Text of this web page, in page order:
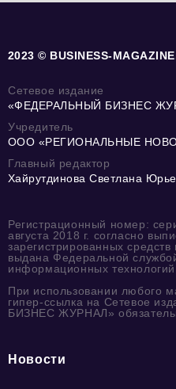
2023 © BUSINESS-
Сетевое издание
«ФЕДЕРАЛЬНЫЙ БИЗНЕС
Учредитель
ООО «РЕГИОНАЛЬНЫЕ
Главный редактор
Хайрутдинова Светлана
Регистрационный номер:
августа 2018 г. согласно
зарегистрированных
выдана Федеральной
информационных
При использовании любого
гипер-ссылка на Сетевое
БИЗНЕС ЖУРНАЛ»
Новости